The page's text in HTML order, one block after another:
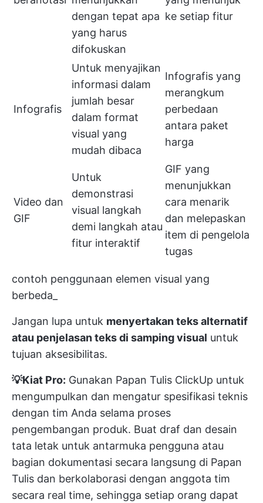
dengan tepat apa
yang harus
difokuskan
ke setiap fitur
Infografis
Untuk menyajikan
informasi dalam
jumlah besar
dalam format
visual yang
mudah dibaca
Infografis yang
merangkum
perbedaan
antara paket
harga
Video dan
GIF
Untuk
demonstrasi
visual langkah
demi langkah atau
fitur interaktif
GIF yang
menunjukkan
cara menarik
dan melepaskan
item di pengelola
tugas
contoh penggunaan elemen visual yang
berbeda_
Jangan lupa untuk menyertakan teks alternatif
atau penjelasan teks di samping visual untuk
tujuan aksesibilitas.
💡Kiat Pro: Gunakan Papan Tulis ClickUp untuk
mengumpulkan dan mengatur spesifikasi teknis
dengan tim Anda selama proses
pengembangan produk. Buat draf dan desain
tata letak untuk antarmuka pengguna atau
bagian dokumentasi secara langsung di Papan
Tulis dan berkolaborasi dengan anggota tim
secara real time, sehingga setiap orang dapat